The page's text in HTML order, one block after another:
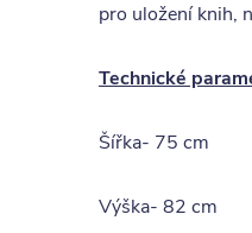
pro uložení knih,
Technické
Šířka- 75 cm
Výška- 82 cm